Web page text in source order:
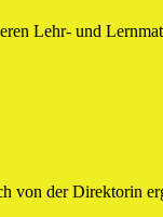
Lehr- und
von der Direktorin